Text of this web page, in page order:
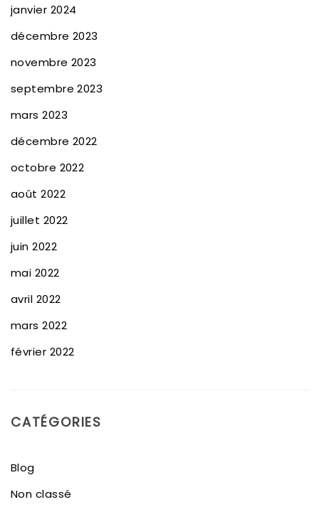
janvier 2024
décembre 2023
novembre 2023
septembre 2023
mars 2023
décembre 2022
octobre 2022
août 2022
juillet 2022
juin 2022
mai 2022
avril 2022
mars 2022
février 2022
CATÉGORIES
Blog
Non classé